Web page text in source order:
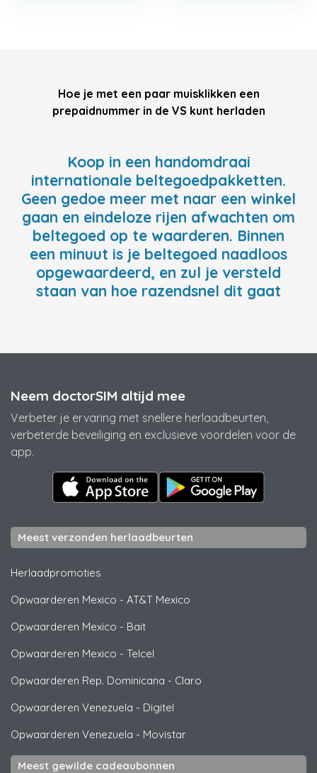
Hoe je met een paar muisklikken een
prepaidnummer in de VS kunt herladen
Koop in een handomdraai
internationale beltegoedpakketten.
Geen gedoe meer met naar een winkel
gaan en eindeloze rijen afwachten om
beltegoed op te waarderen. Binnen
een minuut is je beltegoed naadloos
opgewaardeerd, en zul je versteld
staan van hoe razendsnel dit gaat
Neem doctorSIM altijd mee
Verbeter je ervaring met snellere herlaadbeurten,
verbeterde beveiliging en exclusieve voordelen voor de
app.
Meest verzonden herlaadbeurten
Herlaadpromoties
Opwaarderen Mexico - AT&T Mexico
Opwaarderen Mexico - Bait
Opwaarderen Mexico - Telcel
Opwaarderen Rep. Dominicana - Claro
Opwaarderen Venezuela - Digitel
Opwaarderen Venezuela - Movistar
Meest gewilde cadeaubonnen